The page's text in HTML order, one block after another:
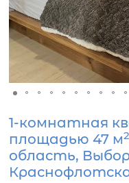
1-комнатная
площадью 47 м2
область,